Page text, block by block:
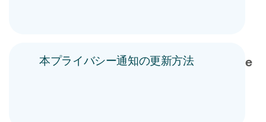
本プライバシー通知の更新方法